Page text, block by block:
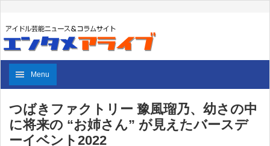
Menu
つばきファクトリー 豫風瑠乃、幼さの中
に将来の “お姉さん” が見えたバースデ
ーイベント2022